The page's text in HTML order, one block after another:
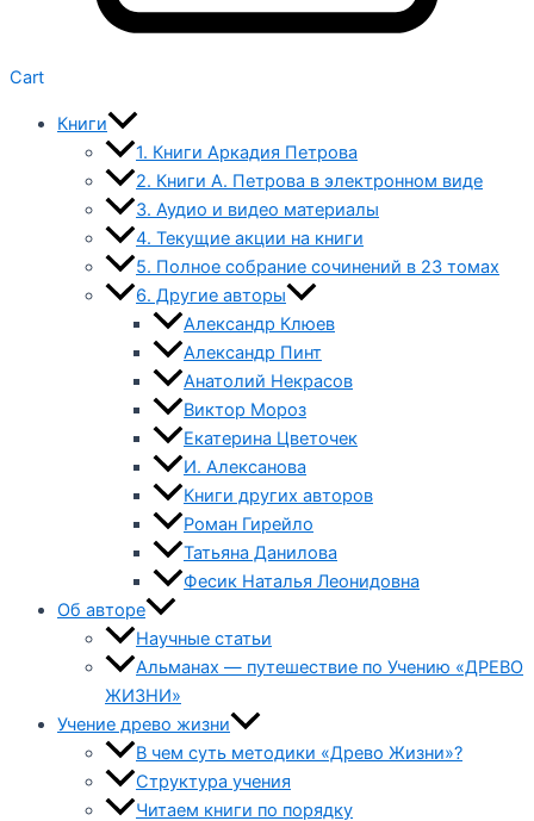
Cart
Книги
1. Книги Аркадия Петрова
2. Книги А. Петрова в электронном виде
3. Аудио и видео материалы
4. Текущие акции на книги
5. Полное собрание сочинений в 23 томах
6. Другие авторы
Александр Клюев
Александр Пинт
Анатолий Некрасов
Виктор Мороз
Екатерина Цветочек
И. Алексанова
Книги других авторов
Роман Гирейло
Татьяна Данилова
Фесик Наталья Леонидовна
Об авторе
Научные статьи
Альманах — путешествие по Учению «ДРЕВО
ЖИЗНИ»
Учение древо жизни
В чем суть методики «Древо Жизни»?
Структура учения
Читаем книги по порядку